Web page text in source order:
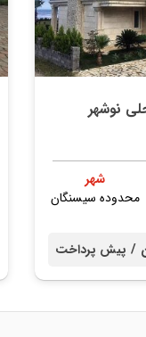
نوشهر
شهر
محدوده سیسنگان
پیش پرداخت